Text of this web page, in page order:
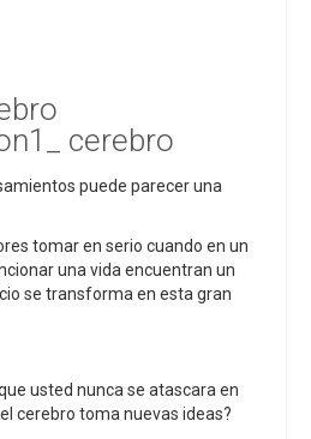
cerebro
puede parecer una
tomar en serio cuando en un
una vida encuentran un
se transforma en esta gran
usted nunca se atascara en
cerebro toma nuevas ideas?